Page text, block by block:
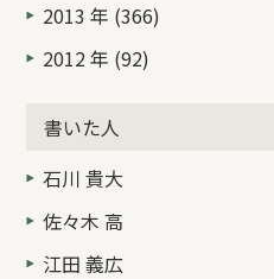
2013 年 (366)
2012 年 (92)
書いた人
石川 貴大
佐々木 高
江田 義広